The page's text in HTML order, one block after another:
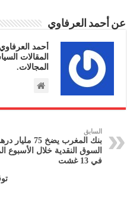
عن أحمد العرفاوي
أحمد
المقالات
المجالات.
السابق
بنك المغرب يضخ 75
السوق النقدية خلال الأسبوع
في 13 غشت